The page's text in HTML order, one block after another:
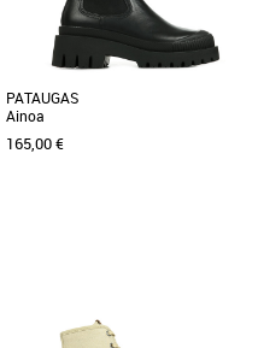
PATAUGAS
Ainoa
165,00 €
Adoptez la bottine en cuir pour femme
AINOA, création de Pataugas. Cette